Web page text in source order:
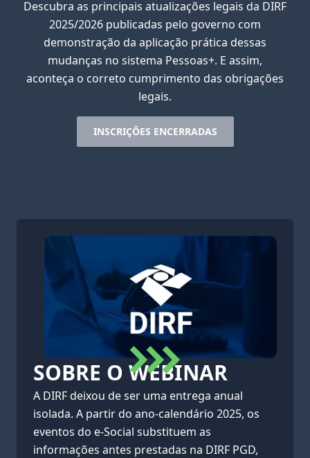
Descubra as principais atualizações legais da DIRF
2025/2026 publicadas pelo governo com
demonstração da aplicação prática dessas
mudanças no sistema Pessoas+. E assim,
aconteça o correto cumprimento das obrigações
legais.
INSCRIÇÕES ENCERRADAS
SOBRE O WEBINAR
A DIRF deixou de ser uma entrega anual
isolada. A partir do ano-calendário 2025, os
eventos do e-Social substituem as
informações antes prestadas na DIRF PGD,